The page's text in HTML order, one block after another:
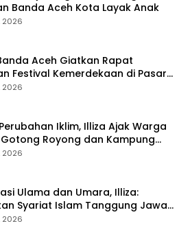
Banda Aceh Kota Layak Anak
2026
Aceh Giatkan Rapat
Festival Kemerdekaan di Pasar
2026
Iklim, Illiza Ajak Warga
Royong dan Kampung
2026
Ulama dan Umara, Illiza:
Syariat Islam Tanggung Jawab
2026